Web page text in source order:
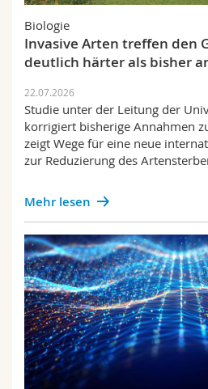
Interfakultär
Doktorierende
Vorlesungsverzeichnis
MyUnifr
Biologie
Invasive Arten treffen den
deutlich härter als bisher
22.07.2026
Studie unter der Leitung der
korrigiert bisherige Annahmen
zeigt Wege für eine neue
zur Reduzierung des
Mehr lesen